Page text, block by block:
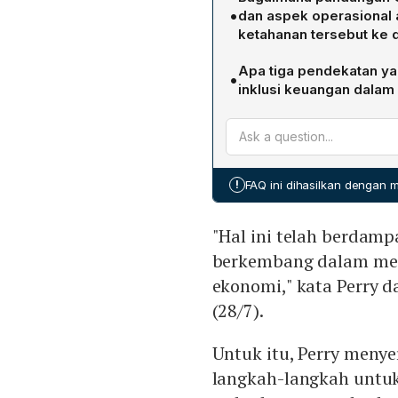
kejelasan respons dan
mengambil langkah
kebijakan fiskal yang
koordinasi antara
struktural yang dapat
•dan aspek operasional
ketahanan tersebut ke
Para Menteri Keuangan
keuangan global tetap
menekankan bahwa ke
ketahanan operasional,
teknologi digital. Hal ini
baik, perencanaan
penyediaan teknologi dan
•Apa tiga pendekatan
inklusi keuangan dalam
Indonesia menyoroti tiga
penggunaan produk
meningkatkan
mendorong likuiditas
keuangan digital serta
! FAQ ini dihasilkan dengan
"Hal ini telah
berkembang dalam
ekonomi," kata Perry
(28/7).
Untuk itu, Perry
langkah-langkah​